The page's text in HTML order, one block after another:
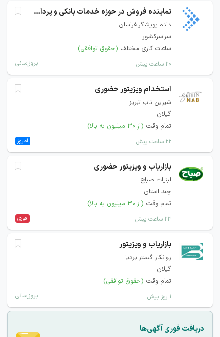
نماینده فروش در حوزه خدمات بانکی و پرداخت
داده پویشگر فراسان
سراسرکشور
ساعات کاری مختلف (حقوق توافقی)
۲۰ ساعت پیش بروزرسانی
استخدام ویزیتور حضوری
شیرین ناب تبریز
گیلان
تمام وقت (از ۳۰ میلیون به بالا)
۲۲ ساعت پیش امروز
بازاریاب و ویزیتور حضوری
لبنیات صباح
چند استان
تمام وقت (از ۳۰ میلیون به بالا)
۲۳ ساعت پیش فوری
بازاریاب و ویزیتور
روانکار گستر بردیا
گیلان
تمام وقت (حقوق توافقی)
۱ روز پیش بروزرسانی
دریافت فوری آگهی‌ها